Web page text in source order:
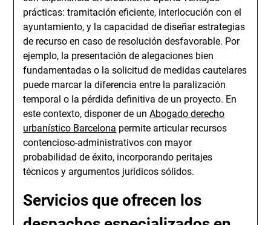
prácticas: tramitación eficiente, interlocución con el
ayuntamiento, y la capacidad de diseñar estrategias
de recurso en caso de resolución desfavorable. Por
ejemplo, la presentación de alegaciones bien
fundamentadas o la solicitud de medidas cautelares
puede marcar la diferencia entre la paralización
temporal o la pérdida definitiva de un proyecto. En
este contexto, disponer de unAbogado derecho
urbanístico Barcelona permite articular recursos
contencioso-administrativos con mayor
probabilidad de éxito, incorporando peritajes
técnicos y argumentos jurídicos sólidos.
Servicios que ofrecen los